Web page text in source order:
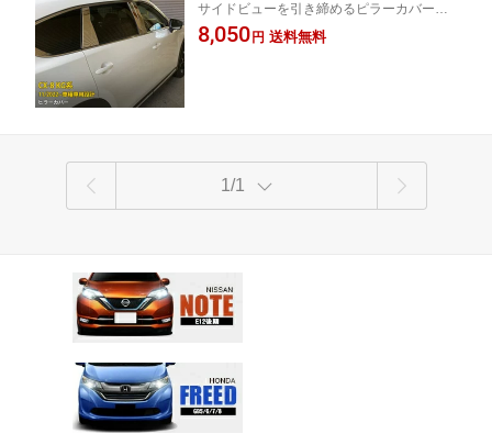
用 ピラーカバー ウィンドウ ピラーパネ
ル ガーニッシュ 傷付き防止 保護 SUS3
サイドビューを引き締めるピラーカバー！
超強力両面テープ施工済み、貼るだけの簡
単取付！
8,050 円 送料無料
1/1